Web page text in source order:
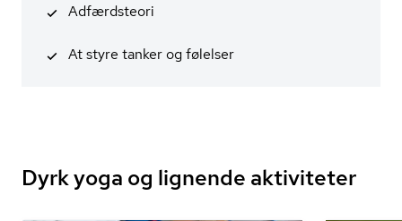
Adfærdsteori
At styre tanker og følelser
Dyrk yoga og lignende aktiviteter